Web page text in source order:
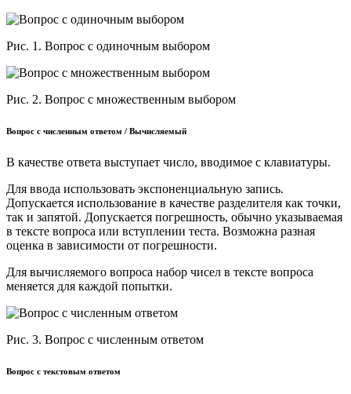
Рис. 1. Вопрос с одиночным выбором
Рис. 2. Вопрос с множественным выбором
Вопрос с численным ответом / Вычисляемый
В качестве ответа выступает число, вводимое с клавиатуры.
Для ввода использовать экспоненциальную запись.
Допускается использование в качестве разделителя как точки,
так и запятой. Допускается погрешность, обычно указываемая
в тексте вопроса или вступлении теста. Возможна разная
оценка в зависимости от погрешности.
Для вычисляемого вопроса набор чисел в тексте вопроса
меняется для каждой попытки.
Рис. 3. Вопрос с численным ответом
Вопрос с текстовым ответом